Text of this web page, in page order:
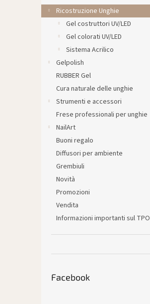
a
l
Ricostruzione Unghie
Gel costruttori UV/LED
Gel colorati UV/LED
Sistema Acrilico
Gelpolish
RUBBER Gel
Cura naturale delle unghie
Strumenti e accessori
Frese professionali per unghie
NailArt
Buoni regalo
Diffusori per ambiente
Grembiuli
Novità
Promozioni
Vendita
Informazioni importanti sul TPO
Facebook